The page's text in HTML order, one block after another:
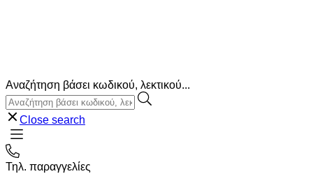
Αναζήτηση βάσει κωδικού, λεκτικού...
Close search
Τηλ. παραγγελίες